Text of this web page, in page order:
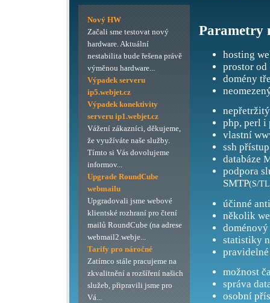
Parametry
hosting
prostor od
domény
php, perl i
vlastní
ssh přístup
databáze
podpora
SMTP(S/
účinné
několik
doménový
statistiky
možnost
správa
osobní
Nový HW
Začali sme testovat nový
hardware. Aktuální
nestabilita bude řešena právě
výměnou hardware...
Výpadek serveru
ip5.webjet.cz
Výpadek konektivity
serveru ip1.webjet.cz
Vážení zákazníci, děkujeme,
že využíváte naše služby.
Tímto si Vás dovolujeme
informov...
Upgrade RoundCube
webmailu
Upgradovali jsme webové
klientské rozhraní pro čtení
mailů RoundCube (na adrese
webmail2.webje...
Tarify pro náročné
Zatímco stále pracujeme na
zkvalitnění a rozšíření našich
služeb, připravili jsme pro
Vá...